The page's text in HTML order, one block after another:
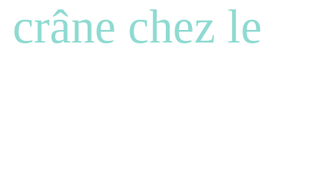
chez le